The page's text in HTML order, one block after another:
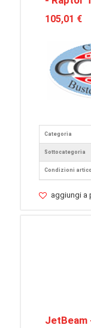
105,01 €
Categoria
Sottocategoria
Condizioni
aggiungi a
JetBeam